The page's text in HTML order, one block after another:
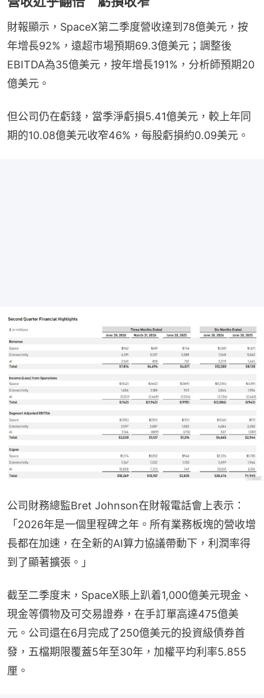
財報顯示，SpaceX第二季度營收達到78億美元，按
年增長92%，遠超市場預期69.3億美元；調整後
EBITDA為35億美元，按年增長191%，分析師預期20
億美元。
但公司仍在虧錢，當季淨虧損5.41億美元，較上年同
期的10.08億美元收窄46%，每股虧損約0.09美元。
公司財務總監Bret Johnson在財報電話會上表示：
「2026年是一個里程碑之年。所有業務板塊的營收增
長都在加速，在全新的AI算力協議帶動下，利潤率得
到了顯著擴張。」
截至二季度末，SpaceX賬上趴着1,000億美元現金、
現金等價物及可交易證券，在手訂單高達475億美
元。公司還在6月完成了250億美元的投資級債券首
發，五檔期限覆蓋5年至30年，加權平均利率5.855
厘。